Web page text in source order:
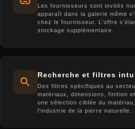
Les fournisseurs sont invités
apparaît dans la galerie même
chez le fournisseur. L'offre
stockage supplémentaire.
Recherche et filtres
Des filtres spécifiques au
matériaux, dimensions, finition
une sélection ciblée du
l'industrie de la pierre naturelle.